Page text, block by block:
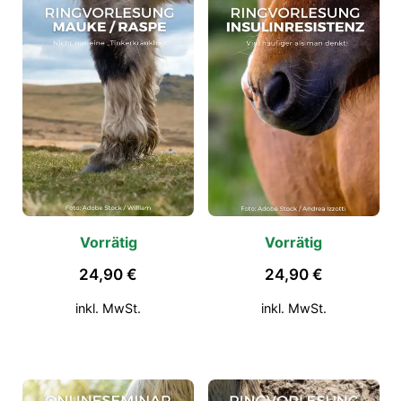
Vorrätig
24,90€
inkl. MwSt.
Vorrätig
24,90 €
inkl. MwSt.